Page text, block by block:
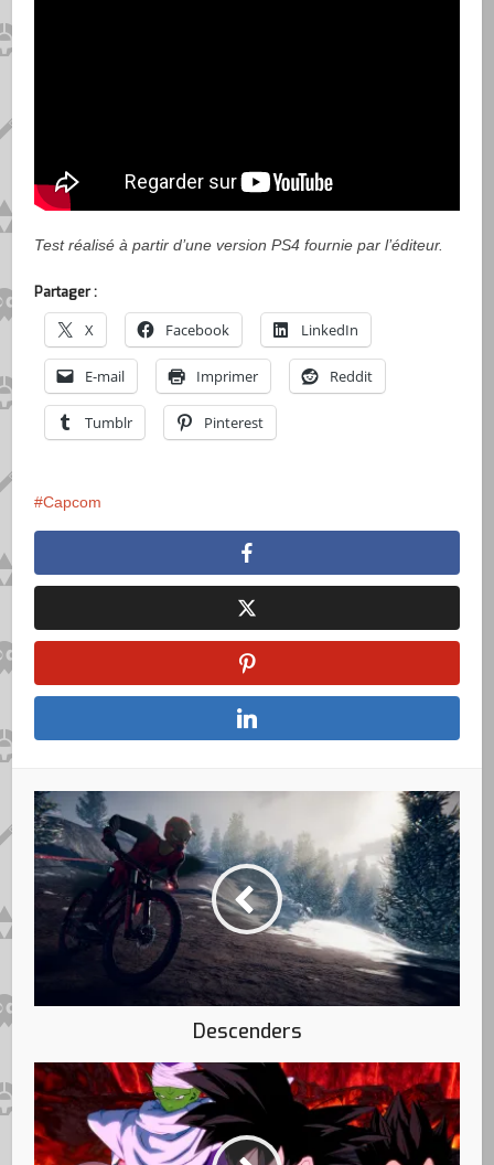
Test réalisé à partir d’une version PS4 fournie par l’éditeur.
Partager :
X Facebook LinkedIn
E-mail Imprimer Reddit
Tumblr Pinterest
Capcom
Descenders